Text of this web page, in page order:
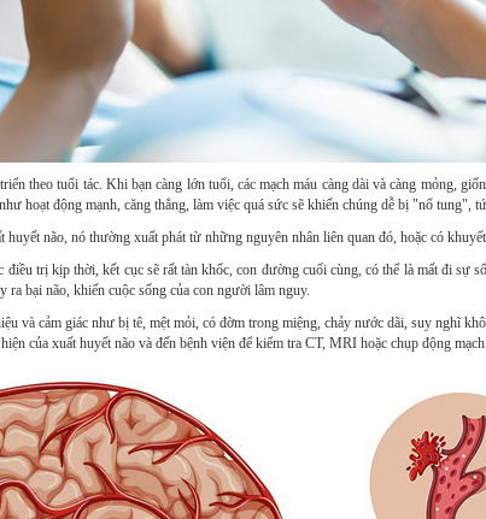
theo tuổi tác. Khi bạn càng lớn tuổi, các mạch máu càng dài và càng mỏng,
hoạt động mạnh, căng thẳng, làm việc quá sức sẽ khiến chúng dễ bị "nổ tung",
não, nó thường xuất phát từ những nguyên nhân liên quan đó, hoặc có
trị kịp thời, kết cục sẽ rất tàn khốc, con đường cuối cùng, có thể là mất đi sự
ra bại não, khiến cuộc sống của con người lâm nguy.
và cảm giác như bị tê, mệt mỏi, có đờm trong miệng, chảy nước dãi, suy nghĩ
của xuất huyết não và đến bệnh viện để kiểm tra CT, MRI hoặc chụp động